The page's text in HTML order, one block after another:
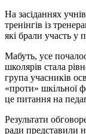
На засіданнях
тренінгів із
які брали участь у
Мабуть, усе
школярів стала
група учасників
«проти» шкільної
це питання на
Результати
ради представили